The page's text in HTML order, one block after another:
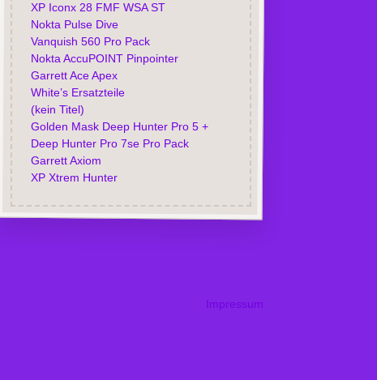
XP Iconx 28 FMF WSA ST
Nokta Pulse Dive
Vanquish 560 Pro Pack
Nokta AccuPOINT Pinpointer
Garrett Ace Apex
White’s Ersatzteile
(kein Titel)
Golden Mask Deep Hunter Pro 5 +
Deep Hunter Pro 7se Pro Pack
Garrett Axiom
XP Xtrem Hunter
Impressum